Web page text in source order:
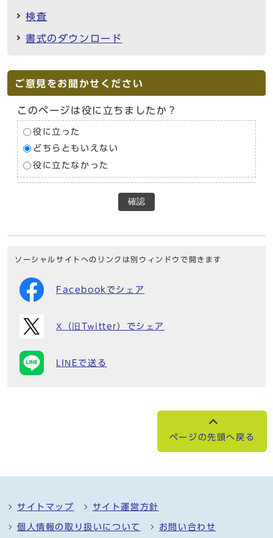
検査
書式のダウンロード
ご意見をお聞かせください
このページは役に立ちましたか？
役に立った
どちらともいえない
役に立たなかった
確認
ソーシャルサイトへのリンクは別ウィンドウで開きます
Facebookでシェア
X（旧Twitter）でシェア
LINEで送る
ページの先頭へ戻る
サイトマップ サイト運営方針
個人情報の取り扱いについて お問い合わせ